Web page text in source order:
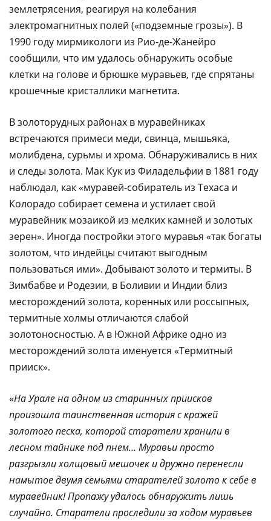
землетрясения, реагируя на колебания
электромагнитных полей («подземные грозы»). В
1990 году мирмикологи из Рио-де-Жанейро
сообщили, что им удалось обнаружить особые
клетки на голове и брюшке муравьев, где спрятаны
крошечные кристаллики магнетита.
В золоторудных районах в муравейниках
встречаются примеси меди, свинца, мышьяка,
молибдена, сурьмы и хpома. Обнаруживались в них
и следы золота. Мак Кук из Филадельфии в 1881 году
наблюдал, как «муравей-собиратель из Техаса и
Колорадо собирает семена и устилает свой
муравейник мозаикой из мелких камней и золотых
зерен». Иногда постройки этого муравья «так богаты
золотом, что индейцы считают выгодным
пользоваться ими». Добывают золото и термиты. В
Зимбабве и Родезии, в Боливии и Индии близ
месторождений золота, коренных или россыпных,
термитные холмы отличаются слабой
золотоносностью. А в Южной Африке одно из
местоpождений золота именуется «Теpмитный
прииск».
«На Уpале на одном из старинных пpиисков
пpоизошла таинственная история с кражей
золотого песка, которой стаpатели хранили в
лесном тайнике под пнем… Муpавьи пpосто
pазгpызли холщовый мешочек и дpужно пеpенесли
намытое двумя семьями стаpателей золото к себе в
муpавейник! Пpопажу удалось обнаpужить лишь
случайно. Старатели проследили за ходом муpавьев